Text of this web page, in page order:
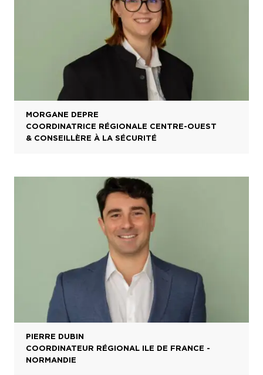
MORGANE DEPRE
COORDINATRICE RÉGIONALE CENTRE-OUEST
& CONSEILLÈRE À LA SÉCURITÉ
PIERRE DUBIN
COORDINATEUR RÉGIONAL ILE DE FRANCE -
NORMANDIE